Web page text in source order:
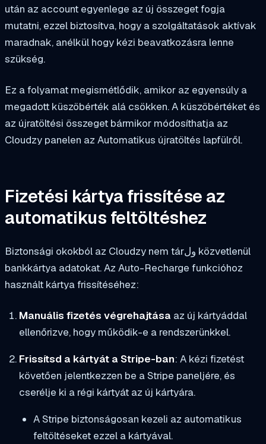
után az account egyenlege az új összeget fogja
mutatni, ezzel biztosítva, hogy a szolgáltatások aktívak
maradnak, anélkül hogy kézi beavatkozásra lenne
szükség.
Ez a folyamat megismétlődik, amikor az egyensúly a
megadott küszöbérték alá csökken. A küszöbértéket és
az újratöltési összeget bármikor módosíthatja az
Cloudzy panelen az Automatikus újratöltés lapfülről.
Fizetési kártya frissítése az
automatikus feltöltéshez
Biztonsági okokból az Cloudzy nem tárول közvetlenül
bankkártya adatokat. Az Auto-Recharge funkcióhoz
használt kártya frissítéséhez:
Manuális fizetés végrehajtása az új kártyáddal
ellenőrizve, hogy működik-e a rendszerünkkel.
Frissítsd a kártyát a Stripe-ban: A kézi fizetést
követően jelentkezzen be a Stripe paneljére, és
cserélje ki a régi kártyát az új kártyára.
A Stripe biztonságosan kezeli az automatikus
feltöltéseket ezzel a kártyával.